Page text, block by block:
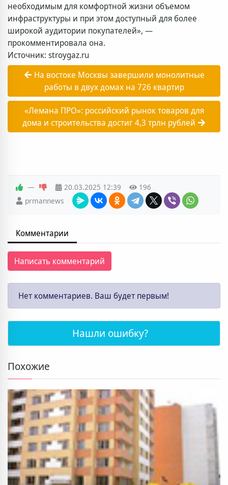
необходимым для комфортной жизни объемом
инфраструктуры и при этом доступный для более
широкой аудитории покупателей», —
прокомментировала она.
Источник: stroygaz.ru
На востоке Москвы завершили монолитные
работы в двух домах на 726 квартир
«Лемана ПРО»: российский рынок товаров для
дома и строительства достиг 4,3 трлн рублей
— 20.03.2025 12:39
196
prmannews
Комментарии
Написать комментарий
Нет комментариев. Ваш будет первым!
Нашли ошибку?
Похожие